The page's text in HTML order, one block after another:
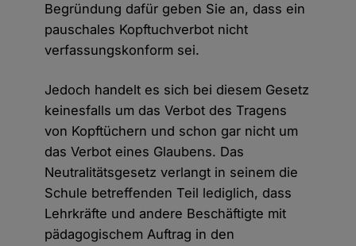
Begründung dafür geben Sie an, dass ein
pauschales Kopftuchverbot nicht
verfassungskonform sei.
Jedoch handelt es sich bei diesem Gesetz
keinesfalls um das Verbot des Tragens
von Kopftüchern und schon gar nicht um
das Verbot eines Glaubens. Das
Neutralitätsgesetz verlangt in seinem die
Schule betreffenden Teil lediglich, dass
Lehrkräfte und andere Beschäftigte mit
pädagogischem Auftrag in den